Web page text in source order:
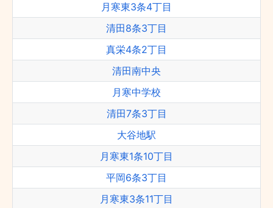
月寒東3条4丁目
清田8条3丁目
真栄4条2丁目
清田南中央
月寒中学校
清田7条3丁目
大谷地駅
月寒東1条10丁目
平岡6条3丁目
月寒東3条11丁目